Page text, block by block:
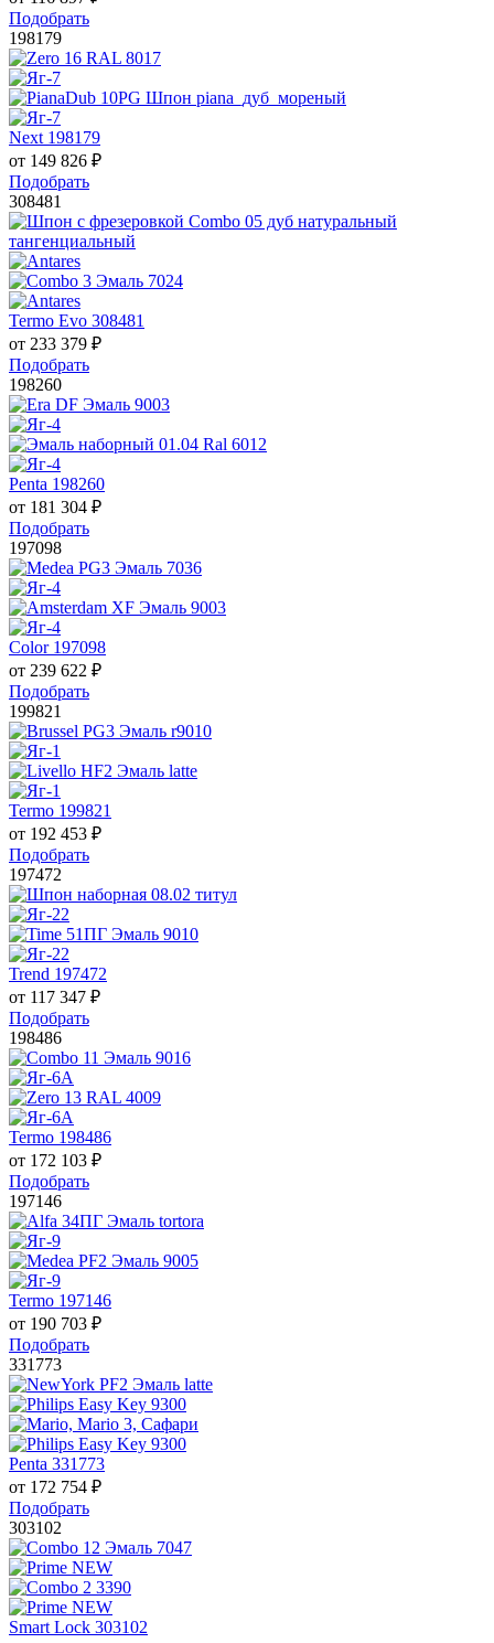
Подобрать
198179
Next 198179
от 149 826 ₽
Подобрать
308481
Termo Evo 308481
от 233 379 ₽
Подобрать
198260
Penta 198260
от 181 304 ₽
Подобрать
197098
Color 197098
от 239 622 ₽
Подобрать
199821
Termo 199821
от 192 453 ₽
Подобрать
197472
Trend 197472
от 117 347 ₽
Подобрать
198486
Termo 198486
от 172 103 ₽
Подобрать
197146
Termo 197146
от 190 703 ₽
Подобрать
331773
Penta 331773
от 172 754 ₽
Подобрать
303102
Smart Lock 303102